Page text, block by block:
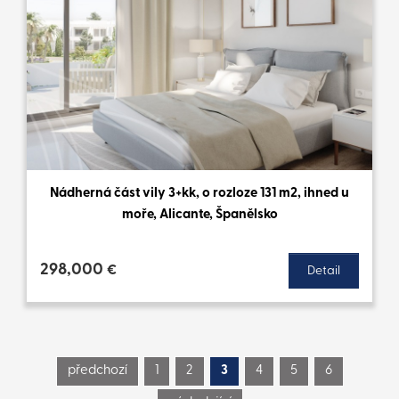
Nádherná část vily 3+kk, o rozloze 131 m2, ihned u
moře, Alicante, Španělsko
298,000 € Detail
předchozí 1 2 3 4 5 6